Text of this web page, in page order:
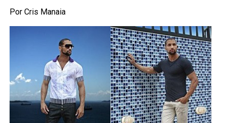
Por Cris Manaia